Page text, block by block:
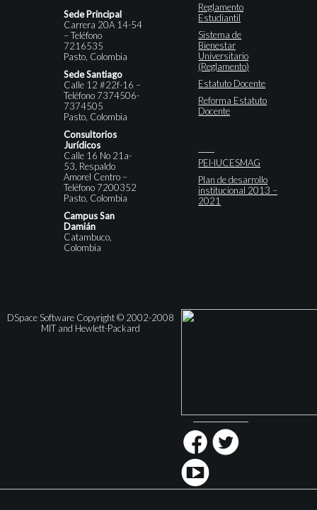
Sede Principal
Carrera 20A 14-54
– Teléfono
7216535
Pasto, Colombia
Sede Santiago
Calle 12 #22f-16 –
Teléfono 7374506-
7374505
Pasto, Colombia
Consultorios
Jurídicos
Calle 16 No 21a-
53, Respaldo
Amorel Centro –
Teléfono 7200352
Pasto, Colombia
Campus San
Damián
Catambuco,
Colombia
Reglamento
Estudiantil
Sistema de
Bienestar
Universitario
(Reglamento)
Estatuto Docente
Reforma Estatuto
Docente
PEI-IUCESMAG
Plan de desarrollo
institucional 2013 –
2021
DSpace Software Copyright © 2002-2008
MIT and Hewlett-Packard